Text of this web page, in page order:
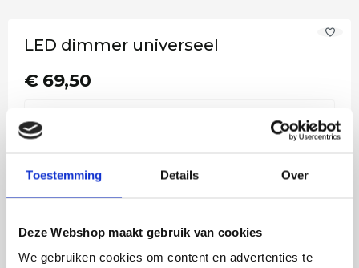
Toestemming Details Over
Deze Webshop maakt gebruik van cookies
We gebruiken cookies om content en advertenties te
LED dimmer universeel
€ 69,50
Op voorraad
besteld = vandaag verstuurd!
+